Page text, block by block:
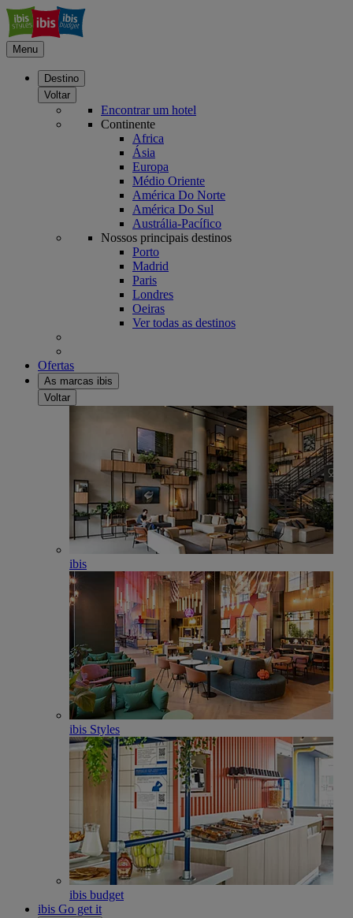
Menu
Destino
Voltar
Encontrar um hotel
Continente
Africa
Ásia
Europa
Médio Oriente
América Do Norte
América Do Sul
Austrália-Pacífico
Nossos principais destinos
Porto
Madrid
Paris
Londres
Oeiras
Ver todas as destinos
Ofertas
As marcas ibis
Voltar
ibis
ibis Styles
ibis budget
ibis Go get it